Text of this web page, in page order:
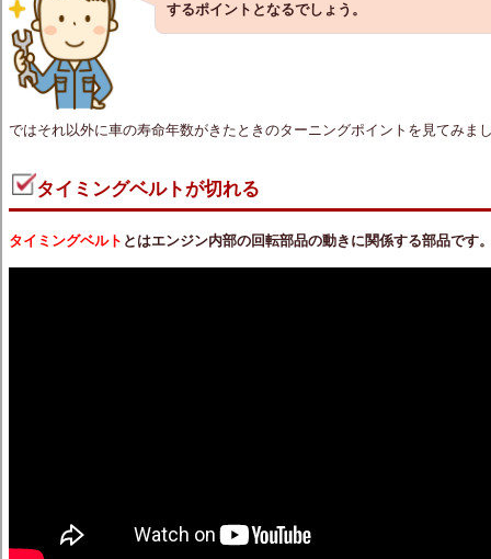
するポイントとなるでしょう。
ではそれ以外に車の寿命年数がきたときのターニングポイントを見てみま
タイミングベルトが切れる
タイミングベルト とはエンジン内部の回転部品の動きに関係する部品です